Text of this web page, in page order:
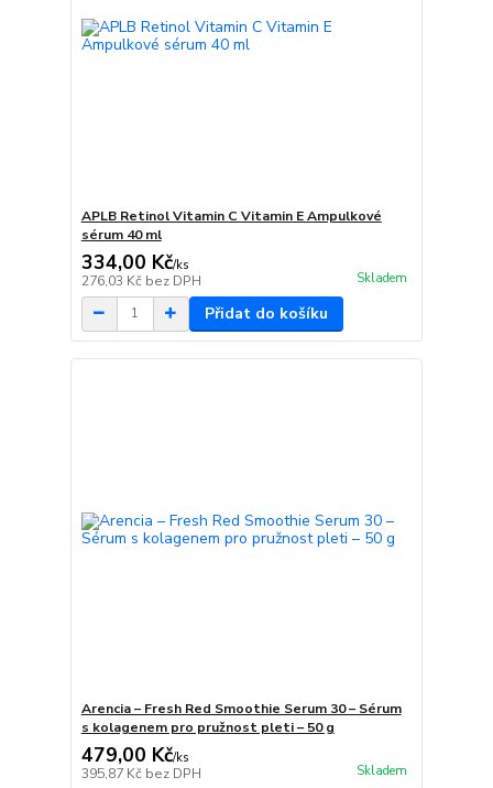
APLB Retinol Vitamin C Vitamin E Ampulkové
sérum 40 ml
334,00 Kč/ks
276,03 Kč bez DPH Skladem
Přidat do košíku
Arencia – Fresh Red Smoothie Serum 30 – Sérum
s kolagenem pro pružnost pleti – 50 g
479,00 Kč/ks
395,87 Kč bez DPH Skladem